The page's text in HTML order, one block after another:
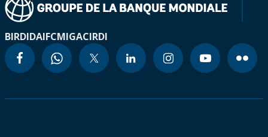
BIRDIDAIFCMIGACIRDI